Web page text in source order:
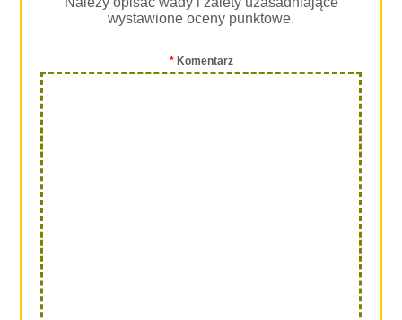
wystawione oceny punktowe.
*Komentarz